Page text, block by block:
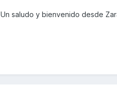
Un saludo y bienvenido desde